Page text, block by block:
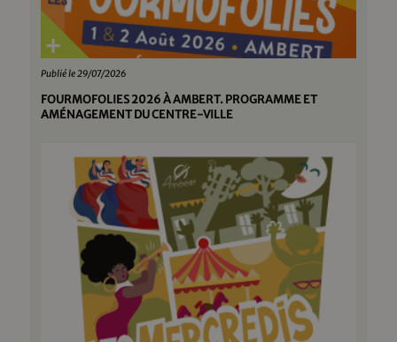
Publié le 29/07/2026
FOURMOFOLIES 2026 À AMBERT. PROGRAMME ET
AMÉNAGEMENT DU CENTRE-VILLE